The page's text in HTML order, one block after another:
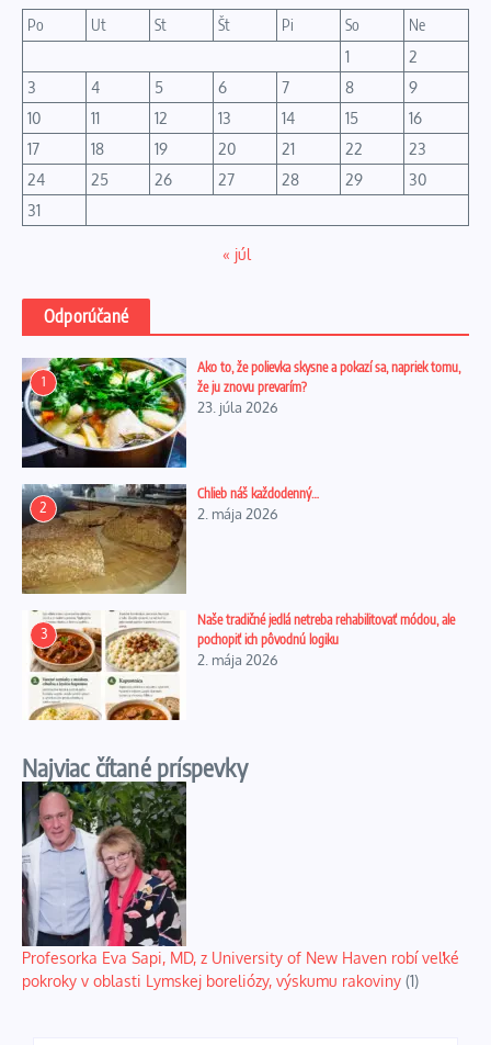
Po Ut St Št Pi So
Ne
1
2
3
4 5 6 7 8
9
10
11 12 13 14 15
16
17
18 19 20 21 22
23
24
25 26 27 28 29
30
31
« júl
Odporúčané
1
Ako to, že polievka skysne a pokazí sa, napriek tomu,
že ju znovu prevarím?
23. júla 2026
2
Chlieb náš každodenný…
2. mája 2026
3
Naše tradičné jedlá netreba rehabilitovať módou, ale
pochopiť ich pôvodnú logiku
2. mája 2026
Najviac čítané príspevky
Profesorka Eva Sapi, MD, z University of New Haven robí veľké
pokroky v oblasti Lymskej boreliózy, výskumu rakoviny (1)